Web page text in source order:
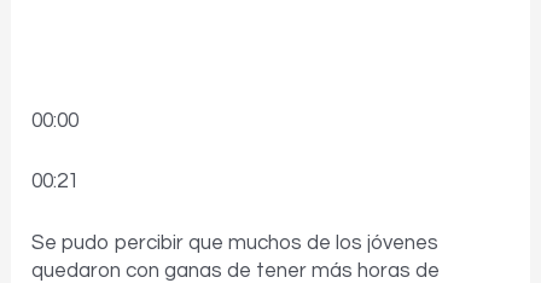
00:00
00:21
Se pudo percibir que muchos de los jóvenes
quedaron con ganas de tener más horas de